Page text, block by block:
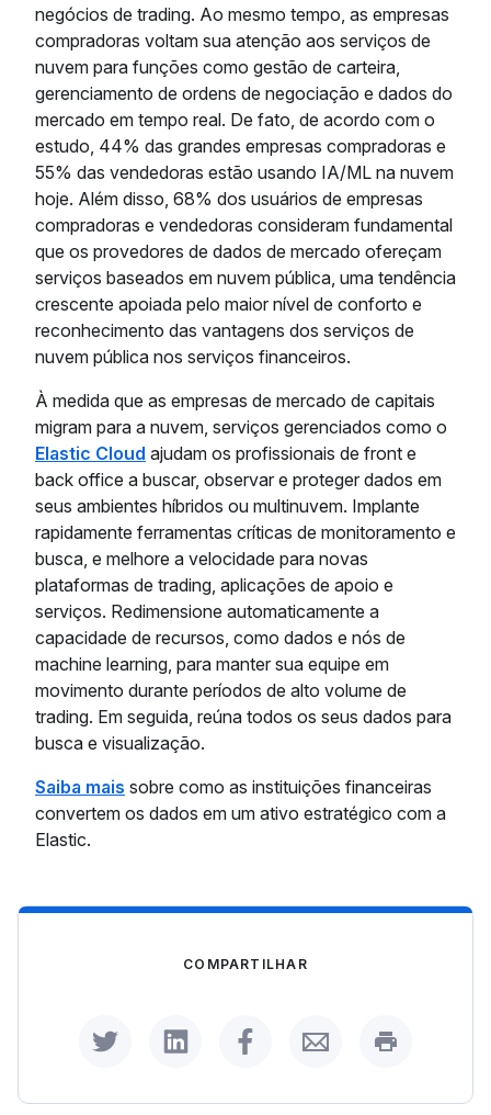
negócios de trading. Ao mesmo tempo, as empresas
compradoras voltam sua atenção aos serviços de
nuvem para funções como gestão de carteira,
gerenciamento de ordens de negociação e dados do
mercado em tempo real. De fato, de acordo com o
estudo, 44% das grandes empresas compradoras e
55% das vendedoras estão usando IA/ML na nuvem
hoje. Além disso, 68% dos usuários de empresas
compradoras e vendedoras consideram fundamental
que os provedores de dados de mercado ofereçam
serviços baseados em nuvem pública, uma tendência
crescente apoiada pelo maior nível de conforto e
reconhecimento das vantagens dos serviços de
nuvem pública nos serviços financeiros.
À medida que as empresas de mercado de capitais
migram para a nuvem, serviços gerenciados como o
Elastic Cloud ajudam os profissionais de front e
back office a buscar, observar e proteger dados em
seus ambientes híbridos ou multinuvem. Implante
rapidamente ferramentas críticas de monitoramento e
busca, e melhore a velocidade para novas
plataformas de trading, aplicações de apoio e
serviços. Redimensione automaticamente a
capacidade de recursos, como dados e nós de
machine learning, para manter sua equipe em
movimento durante períodos de alto volume de
trading. Em seguida, reúna todos os seus dados para
busca e visualização.
Saiba mais sobre como as instituições financeiras
convertem os dados em um ativo estratégico com a
Elastic.
COMPARTILHAR
Share on TwitterShare on LinkedIn
Share on Facebook
Share by Email
Print this